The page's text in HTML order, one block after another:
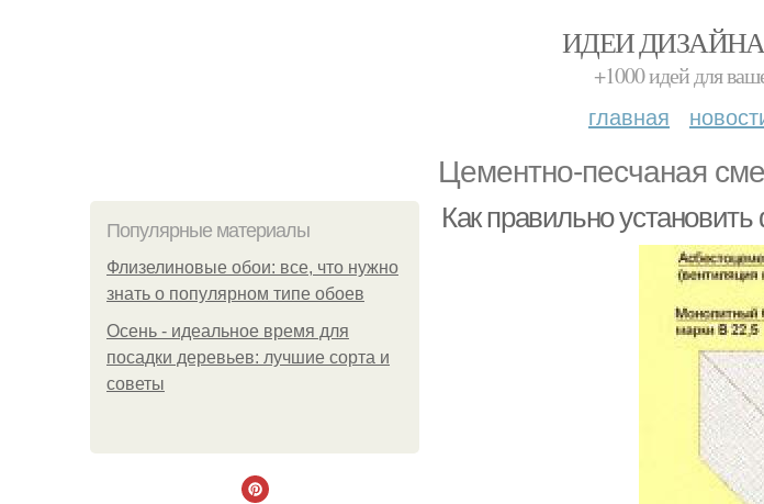
ИДЕИ
+1000 идей для
главная
Цементно-песчаная
Популярные материалы
Флизелиновые обои: все, что нужно
знать о популярном типе обоев
Осень - идеальное время для
посадки деревьев: лучшие сорта и
советы
Как правильно